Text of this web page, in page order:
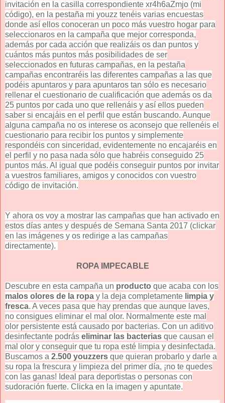
invitación en la casilla correspondiente xr4h6aZmjo (mi
código), en la pestaña mi youzz tenéis varias encuestas
donde así ellos conoceran un poco más vuestro hogar para
seleccionaros en la campaña que mejor corresponda,
además por cada acción que realizáis os dan puntos y
cuántos más puntos más posibilidades de ser
seleccionados en futuras campañas, en la pestaña
campañas encontraréis las diferentes campañas a las que
podéis apuntaros y para apuntaros tan sólo es necesario
rellenar el cuestionario de cualificación que además os da
25 puntos por cada uno que rellenáis y así ellos pueden
saber si encajáis en el perfil que están buscando. Aunque
alguna campaña no os interese os aconsejo que rellenéis el
cuestionario para recibir los puntos y simplemente
respondéis con sinceridad, evidentemente no encajaréis en
el perfil y no pasa nada sólo que habréis conseguido 25
puntos más. Al igual que podéis conseguir puntos por invitar
a vuestros familiares, amigos y conocidos con vuestro
código de invitación.
Y ahora os voy a mostrar las campañas que han activado en
estos días antes y después de Semana Santa 2017 (clickar
en las imágenes y os redirige a las campañas
directamente).
ROPA IMPECABLE
Descubre en esta campaña un producto que acaba con los
malos olores de la ropa y la deja completamente limpia y
fresca. A veces pasa que hay prendas que aunque laves,
no consigues eliminar el mal olor. Normalmente este mal
olor persistente está causado por bacterias. Con un aditivo
desinfectante podrás eliminar las bacterias que causan el
mal olor y conseguir que tu ropa esté limpia y desinfectada.
Buscamos a 2.500 youzzers que quieran probarlo y darle a
su ropa la frescura y limpieza del primer día, ¡no te quedes
con las ganas! Ideal para deportistas o personas con
sudoración fuerte. Clicka en la imagen y apuntate.